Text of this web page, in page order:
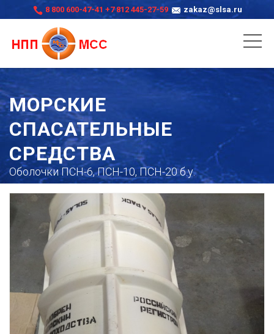
8 800 600-47-41 +7 812 445-27-59 zakaz@slsa.ru
МОРСКИЕ
СПАСАТЕЛЬНЫЕ
СРЕДСТВА
Оболочки ПСН-6, ПСН-10, ПСН-20 б.у.